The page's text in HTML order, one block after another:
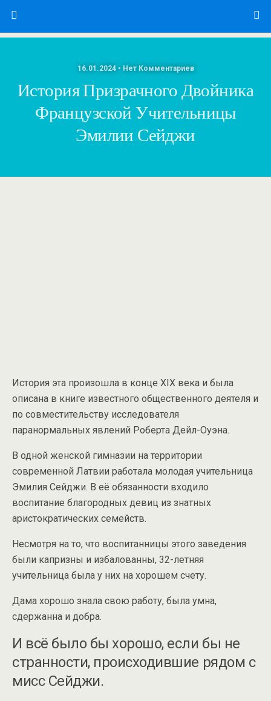
16.01.2024 • Нет Комментариев
История Призрачного Двойника
Французской Учительницы
Эмилии Сейджи
История эта произошла в конце XIX века и была
описана в книге известного общественного деятеля и
по совместительству исследователя
паранормальных явлений Роберта Дейл-Оуэна.
В одной женской гимназии на территории
современной Латвии работала молодая учительница
Эмилия Сейджи. В её обязанности входило
воспитание благородных девиц из знатных
аристократических семейств.
Несмотря на то, что воспитанницы этого заведения
были капризны и избалованны, 32-летняя
учительница была у них на хорошем счету.
Дама хорошо знала свою работу, была умна,
сдержанна и добра.
И всё было бы хорошо, если бы не
странности, происходившие рядом с
мисс Сейджи.